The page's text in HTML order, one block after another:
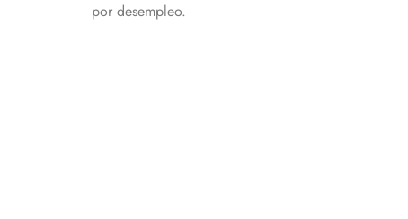
por desempleo.